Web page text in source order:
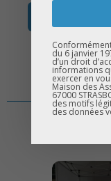
du 6 janvier
d’un droit
informations
exercer en
Maison des
67000
des motifs
des données